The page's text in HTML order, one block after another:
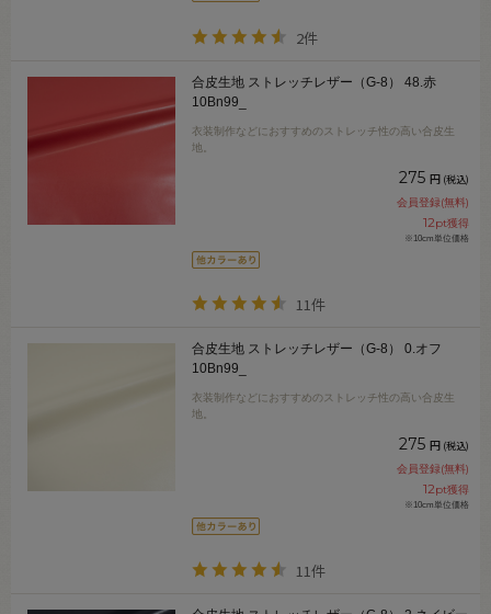
2件
合皮生地 ストレッチレザー（G-8） 48.赤
10Bn99_
衣装制作などにおすすめのストレッチ性の高い合皮生
地。
275 円 (税込)
会員登録(無料)
12pt獲得
※10cm単位価格
11件
合皮生地 ストレッチレザー（G-8） 0.オフ
10Bn99_
衣装制作などにおすすめのストレッチ性の高い合皮生
地。
275 円 (税込)
会員登録(無料)
12pt獲得
※10cm単位価格
11件